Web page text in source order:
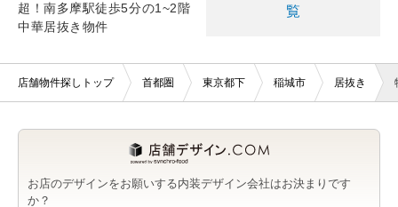
超！南多摩駅徒歩5分の1~2階
中華居抜き物件
覧
店舗物件探しトップ 首都圏 東京都下 稲城市 居抜き
お店のデザインをお願いする内装デザイン会社はお決まりです
か？